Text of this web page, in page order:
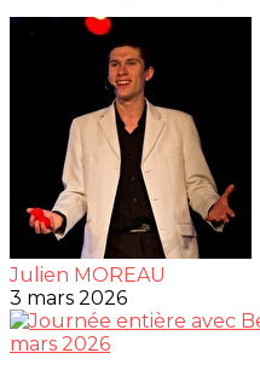
Julien MOREAU
3 mars 2026